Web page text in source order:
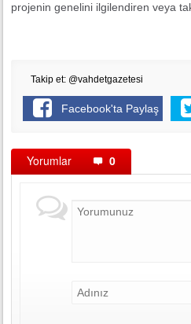
projenin genelini ilgilendiren veya
Takip et: @vahdetgazetesi
Facebook'ta Paylaş
Yorumlar 0